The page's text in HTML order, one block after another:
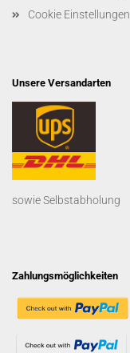
Cookie Einstellungen
Unsere Versandarten
sowie Selbstabholung
Zahlungsmöglichkeiten